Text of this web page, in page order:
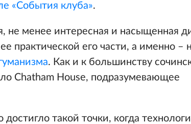
«События клуба».
не менее интересная и насыщенная
практической его части, а именно –
. Как и к большинству
Chatham House, подразумевающее
такой точки, когда